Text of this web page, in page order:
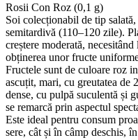
Rosii Con Roz (0,1 g)
Soi colecționabil de tip
semitardivă (110–120 zile).
creștere moderată,
obținerea unor fructe
Fructele sunt de culoare roz
ascuțit, mari, cu greutatea de
dense, cu pulpă suculentă și
se remarcă prin aspectul
Este ideal pentru consum
sere, cât și în câmp deschis,